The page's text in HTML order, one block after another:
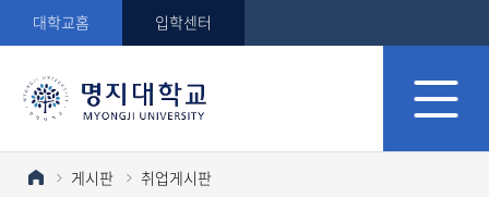
대학교홈 입학센터
게시판 취업게시판